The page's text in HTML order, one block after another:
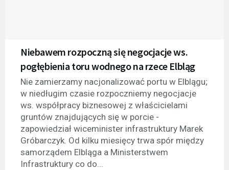
Niebawem rozpoczną się negocjacje ws.
pogłębienia toru wodnego na rzece Elbląg
Nie zamierzamy nacjonalizować portu w Elblągu;
w niedługim czasie rozpoczniemy negocjacje
ws. współpracy biznesowej z właścicielami
gruntów znajdujących się w porcie -
zapowiedział wiceminister infrastruktury Marek
Gróbarczyk. Od kilku miesięcy trwa spór między
samorządem Elbląga a Ministerstwem
Infrastruktury co do...